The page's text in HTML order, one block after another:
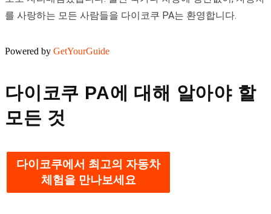
를 사랑하는 모든 사람들을 다이코쿠 PA는 환영합니다.
Powered by GetYourGuide
다이코쿠 PA에 대해 알아야 할
모든 것
다이코쿠에서 최고의 자동차
체험을 만나보세요